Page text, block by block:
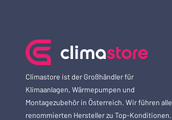
Climastore ist der Großhändler für
Klimaanlagen, Wärmepumpen und
Montagezubehör in Österreich. Wir führen alle
renommierten Hersteller zu Top-Konditionen.